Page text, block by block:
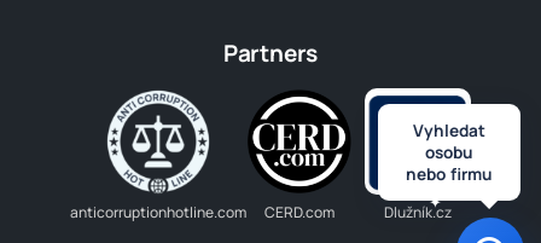
Partners
anticorruptionhotline.com CERD.com Dlužník.cz
Vyhledat
osobu
nebo firmu